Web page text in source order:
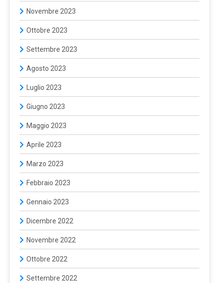
Novembre 2023
Ottobre 2023
Settembre 2023
Agosto 2023
Luglio 2023
Giugno 2023
Maggio 2023
Aprile 2023
Marzo 2023
Febbraio 2023
Gennaio 2023
Dicembre 2022
Novembre 2022
Ottobre 2022
Settembre 2022